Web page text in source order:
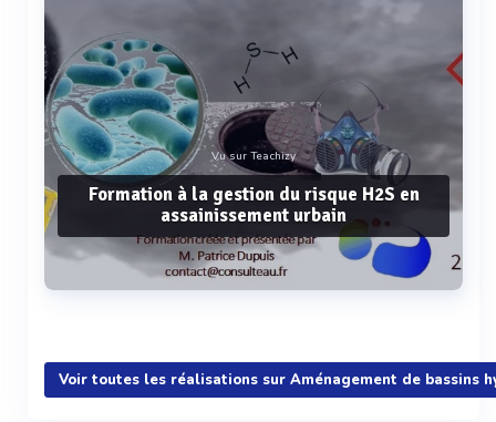
Vu sur Teachizy
Formation à la gestion du risque H2S en
assainissement urbain
Voir plus
Voir toutes les réalisations sur Aménagement de bassins